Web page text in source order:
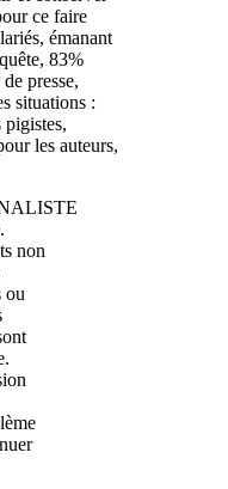
ce faire
émanant
83%
presse,
situations :
pigistes,
les auteurs,
non
ou